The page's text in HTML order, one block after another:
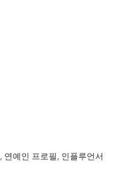
, 연예인 프로필, 인플루언서